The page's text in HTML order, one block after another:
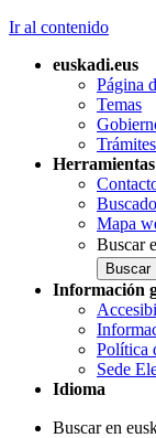
Ir al contenido
euskadi.eus
Página
Temas
Trámites
Herramientas
Mapa
Buscar
Información
Política
Sede
Idioma
Buscar en